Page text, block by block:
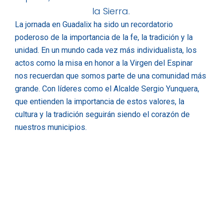
La jornada en Guadalix ha sido un recordatorio
poderoso de la importancia de la fe, la tradición y la
unidad. En un mundo cada vez más individualista, los
actos como la misa en honor a la Virgen del Espinar
nos recuerdan que somos parte de una comunidad más
grande. Con líderes como el Alcalde Sergio Yunquera,
que entienden la importancia de estos valores, la
cultura y la tradición seguirán siendo el corazón de
nuestros municipios.